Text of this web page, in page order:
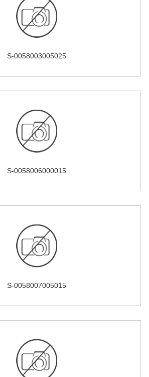
S-0058003005025
S-0058006000015
S-0058007005015